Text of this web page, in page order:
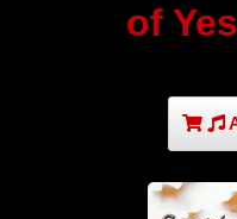
of